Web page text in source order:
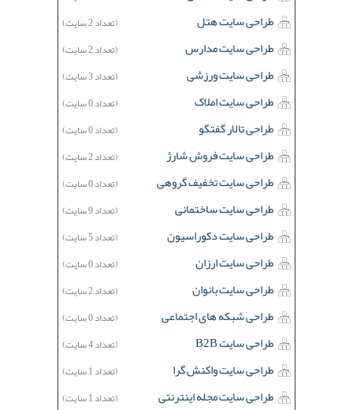
طراحی سایت هتل (تعداد 2 سایت)
طراحی سایت مدارس (تعداد 2 سایت)
طراحی سایت ورزشی (تعداد 3 سایت)
طراحی سایت املاک (تعداد 0 سایت)
طراحی تالار گفتگو (تعداد 0 سایت)
طراحی سایت فروش شارژ (تعداد 2 سایت)
طراحی سایت تخفیف گروهی (تعداد 0 سایت)
طراحی سایت ساختمانی (تعداد 9 سایت)
طراحی سایت دکوراسیون (تعداد 5 سایت)
طراحی سایت ارزان (تعداد 0 سایت)
طراحی سایت بانوان (تعداد 2 سایت)
طراحی شبکه های اجتماعی (تعداد 0 سایت)
طراحی سایت B2B (تعداد 4 سایت)
طراحی سایت واکنش گرا (تعداد 1 سایت)
طراحی سایت مجله اینترنتی (تعداد 1 سایت)